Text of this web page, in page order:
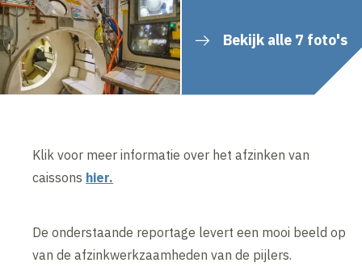
Bekijk alle 7 foto's
Klik voor meer informatie over het afzinken van
caissons hier.
De onderstaande reportage levert een mooi beeld op
van de afzinkwerkzaamheden van de pijlers.